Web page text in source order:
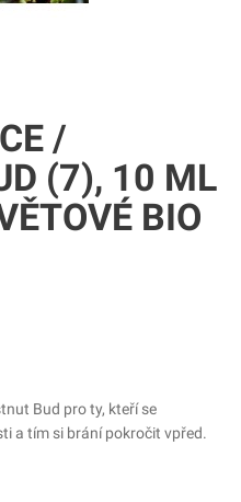
/
(7), 10 ML
BIO
Bud pro ty, kteří se
a tím si brání pokročit vpřed.